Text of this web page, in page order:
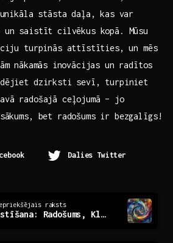
stāsta daļa, kas var
saistīt cilvēkus kopā. Mūsu
​turpinās attīstīties, un mēs
⁢nākamās⁢ inovācijas un ⁤radītos
dzirksti sevī, turpiniet
radošajā ceļojumā –​ jo
bet radošums ir bezgalīgs!
Dalies Twitter
raksts
Emuāru rakstīšana: Radošums, Klasifikācija un Iedvesma